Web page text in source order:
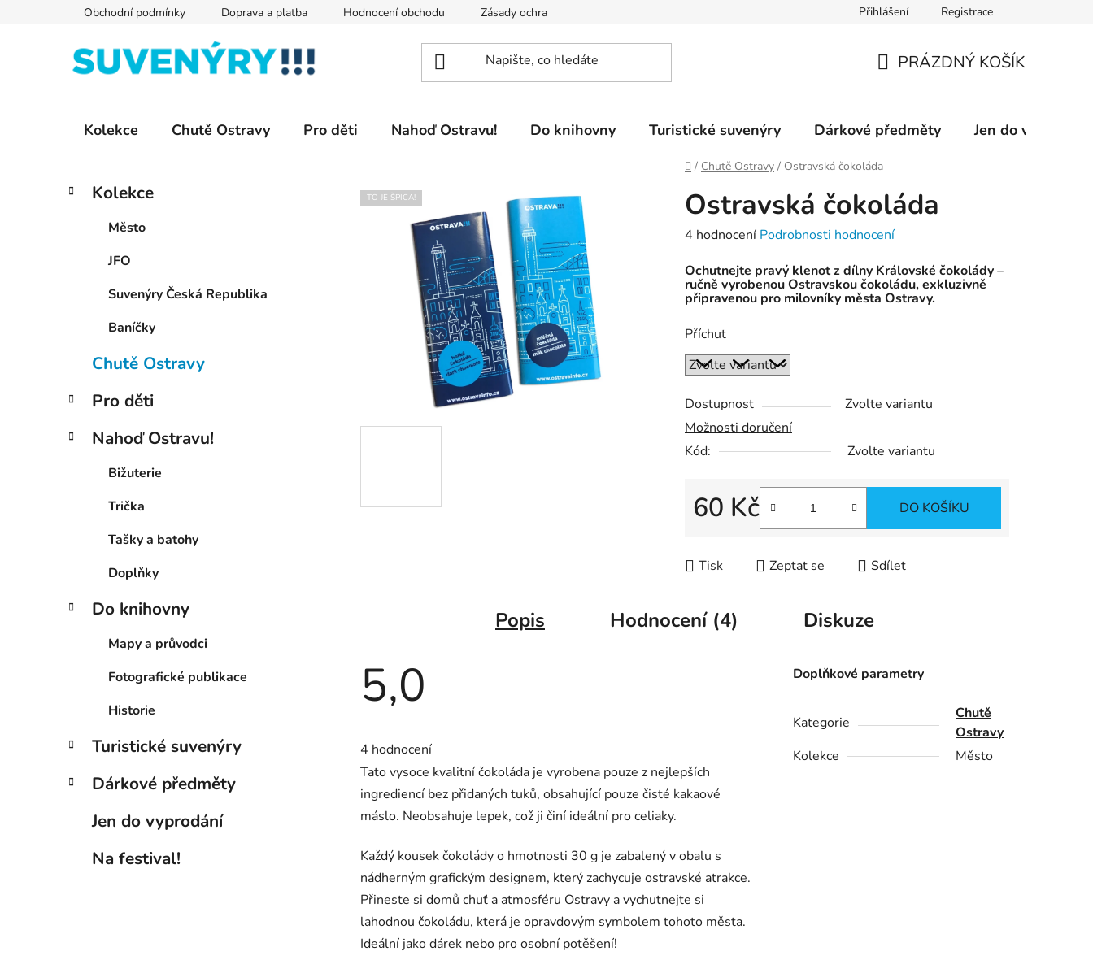
Obchodní podmínky Doprava a platba Hodnocení obchodu Zásady ochrany osobních údajů Přístupnost
Přihlášení Registrace
KOŠÍK
PRÁZDNÝ KOŠÍK
Kolekce Chutě Ostravy Pro děti Nahoď Ostravu! Do knihovny Turistické suvenýry Dárkové předměty Jen do vyprodání
Domů
/ Chutě Ostravy / Ostravská čokoláda
P
a
e
Přeskočit
kategorie
K
a
Kolekce
Město
JFO
Suvenýry Česká Republika
Baníčky
Chutě Ostravy
Pro děti
Nahoď Ostravu!
Bižuterie
Trička
Tašky a batohy
Doplňky
Do knihovny
Mapy a průvodci
Fotografické publikace
Historie
Turistické suvenýry
Dárkové předměty
Jen do vyprodání
Na festival!
Ostravská čokoláda
Průměrné
produktu
je
z
5
4 hodnocení Podrobnosti hodnocení
Ochutnejte pravý klenot z dílny Královské čokolády –
ručně vyrobenou Ostravskou čokoládu, exkluzivně
připravenou pro milovníky města Ostravy.
Příchuť
Dostupnost
Zvolte variantu
Možnosti doručení
Kód:
Zvolte variantu
60 Kč
Měrná cena:
DO KOŠÍKU
Tisk Zeptat se Sdílet
TO JE ŠPICA!
Popis Hodnocení (4) Diskuze
5,0
produktu
je
5,0
z
5
hvězdiček.
4 hodnocení
Tato vysoce kvalitní čokoláda je vyrobena pouze z nejlepších
ingrediencí bez přidaných tuků, obsahující pouze čisté kakaové
máslo. Neobsahuje lepek, což ji činí ideální pro celiaky.
Každý kousek čokolády o hmotnosti 30 g je zabalený v obalu s
nádherným grafickým designem, který zachycuje ostravské atrakce.
Přineste si domů chuť a atmosféru Ostravy a vychutnejte si
lahodnou čokoládu, která je opravdovým symbolem tohoto města.
Ideální jako dárek nebo pro osobní potěšení!
Doplňkové parametry
Kategorie
Chutě
Ostravy
Kolekce
Město